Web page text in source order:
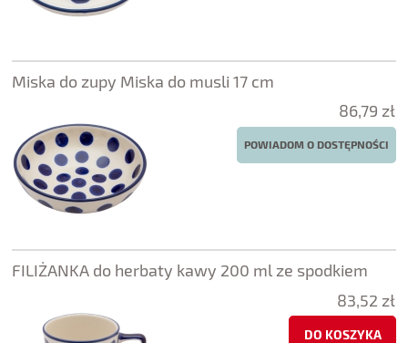
Miska do zupy Miska do musli 17 cm
86,79 zł
POWIADOM O DOSTĘPNOŚCI
FILIŻANKA do herbaty kawy 200 ml ze spodkiem
83,52 zł
DO KOSZYKA